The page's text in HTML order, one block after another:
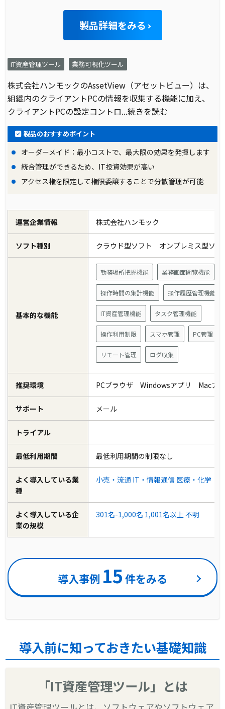
製品詳細をみる
IT資産管理ツール 業務可視化ツール
株式会社ハンモックのAssetView（アセットビュー）は、
組織内のクライアントPCの情報を収集する機能に加え、
クライアントPCの設定コントロ...続きを読む
製品のおすすめポイント
オーダーメイド：最小コストで、最大限の効果を発揮します
統合管理ができるため、IT投資効果が高い
アクセス権を限定して権限委譲することで分散管理が可能
運営企業情報 株式会社ハンモック
ソフト種別 クラウド型ソフト オンプレミス型ソ
基本的な機能
勤務場所把握機能 業務画面閲覧機能
操作時間の集計機能 操作履歴管理機能
IT資産管理機能 タスク管理機能
操作利用制限 スマホ管理 PC管理
リモート管理 ログ収集
推奨環境 PCブラウザ Windowsアプリ Mac
サポート メール
トライアル
最低利用期間 最低利用期間の制限なし
よく導入している業
種
小売・流通 IT・情報通信 医療・化学
よく導入している企
業の規模
301名-1,000名 1,001名以上 不明
導入事例 15 件をみる
導入前に知っておきたい基礎知識
「IT資産管理ツール」とは